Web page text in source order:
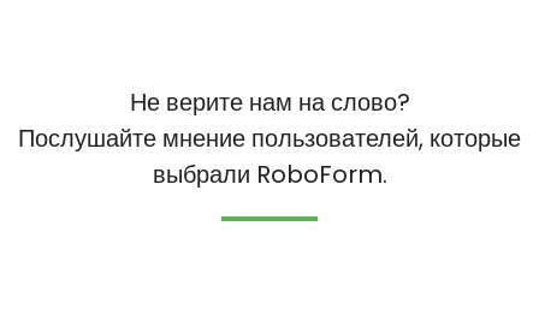
Не верите нам на слово?
Послушайте мнение пользователей, которые
выбрали RoboForm.